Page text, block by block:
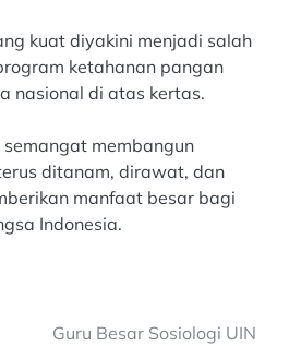
kuat diyakini menjadi salah
ketahanan pangan
nasional di atas kertas.
membangun
ditanam, dirawat, dan
manfaat besar bagi
Indonesia.
Guru Besar Sosiologi UIN